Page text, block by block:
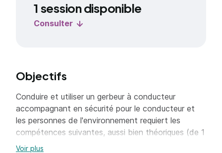
1 session disponible
Consulter
Objectifs
Conduire et utiliser un gerbeur à conducteur
accompagnant en sécurité pour le conducteur et
les personnes de l'environnement requiert les
compétences suivantes, aussi bien théoriques (de 1
à 8) que pratiques (de 9 à 11).
Voir plus